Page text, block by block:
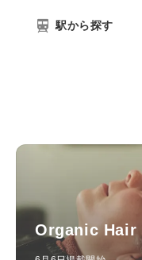
駅から探す
Organic Hair